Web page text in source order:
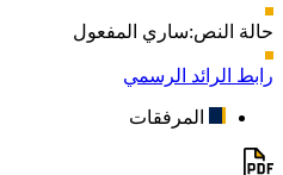
حالة النص:ساري المفعول
رابط الرائد الرسمي
المرفقات